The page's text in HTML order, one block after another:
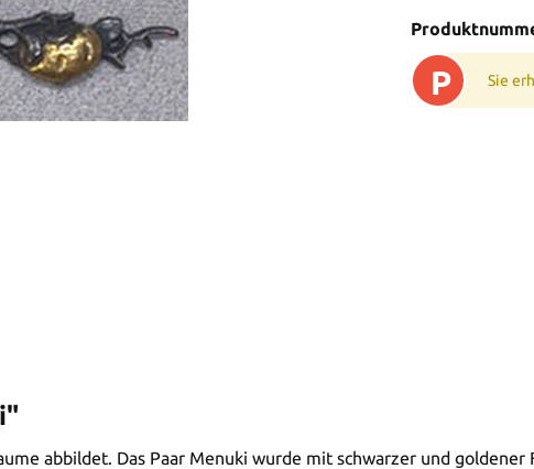
P Sie
abbildet. Das Paar Menuki wurde mit schwarzer und goldener